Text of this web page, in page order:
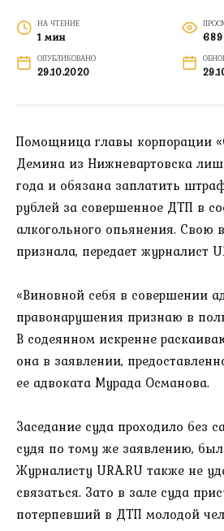
НА ЧТЕНИЕ
1 мин 689
ОПУБЛИКОВАНО
29.10.2020
Помощница главы корпорации
Демина из Нижневартовска
года и обязана заплатить
рублей за совершенное ДТП в
алкогольного опьянения. Свою
признала, передает журналист
«Виновной себя в совершении
правонарушения признаю в
В содеянном искренне
она в заявлении,
ее адвоката Мурада Османова.
Заседание суда проходило без
судя по тому же заявлению,
Журналисту URA.RU также не
связаться. Зато в зале суда
потерпевший в ДТП молодой